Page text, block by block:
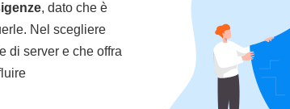
, dato che è
Nel scegliere
di server e che offra